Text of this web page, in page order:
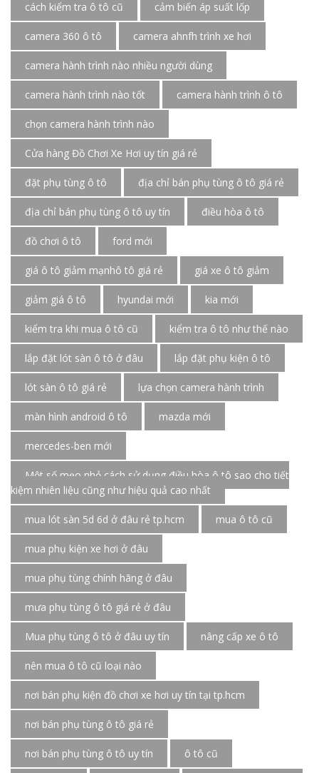
cách kiểm tra ô tô cũ cảm biến áp suất lốp
camera 360 ô tô camera ahnfh trình xe hơi
camera hành trình nào nhiều người dùng
camera hành trình nào tốt camera hành trình ô tô
chọn camera hành trình nào
Cửa hàng Đồ Chơi Xe Hơi uy tín giá rẻ
đặt phụ tùng ô tô địa chỉ bán phụ tùng ô tô giá rẻ
địa chỉ bán phụ tùng ô tô uy tín điều hòa ô tô
đồ chơi ô tô ford mới
giá ô tô giảm mạnhô tô giá rẻ giá xe ô tô giảm
giảm giá ô tô hyundai mới kia mới
kiểm tra khi mua ô tô cũ kiểm tra ô tô như thế nào
lắp đặt lót sàn ô tô ở đâu lắp đặt phụ kiện ô tô
lót sàn ô tô giá rẻ lựa chọn camera hành trình
màn hình android ô tô mazda mới
mercedes-ben mới
Một số mẹo nhỏ cách sử dụng điều hòa ô tô sao cho tiết
kiệm nhiên liệu cũng như hiệu quả cao nhất
mua lót sàn 5d 6d ở đâu rẻ tp.hcm mua ô tô cũ
mua phụ kiện xe hơi ở đâu
mua phụ tùng chính hãng ở đâu
mưa phụ tùng ô tô giá rẻ ở đâu
Mua phụ tùng ô tô ở đâu uy tín nâng cấp xe ô tô
nên mua ô tô cũ loại nào
nơi bán phụ kiện đồ chơi xe hơi uy tín tại tp.hcm
nơi bán phụ tùng ô tô giá rẻ
nơi bán phụ tùng ô tô uy tín ô tô cũ